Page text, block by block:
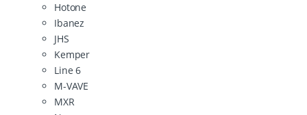
Hotone
Ibanez
JHS
Kemper
Line 6
M-VAVE
MXR